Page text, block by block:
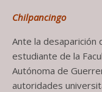
Chilpancingo
Ante la desaparición
estudiante de la
Autónoma de
autoridades